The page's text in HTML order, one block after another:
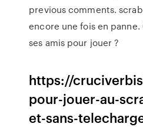
previous comments.
encore une fois en
ses amis pour jouer ?
https://
pour-jouer-au-
et-sans-